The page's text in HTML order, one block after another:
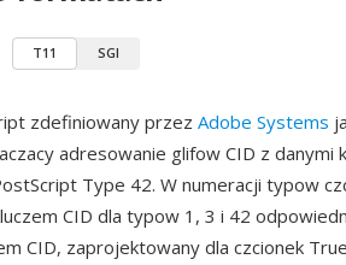
T11 SGI
zdefiniowany przez Adobe Systems
adresowanie glifow CID z danymi
Type 42. W numeracji typow
CID dla typow 1, 3 i 42
CID, zaprojektowany dla czcionek